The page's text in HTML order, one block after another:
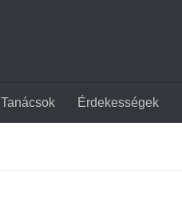
Tanácsok Érdekességek